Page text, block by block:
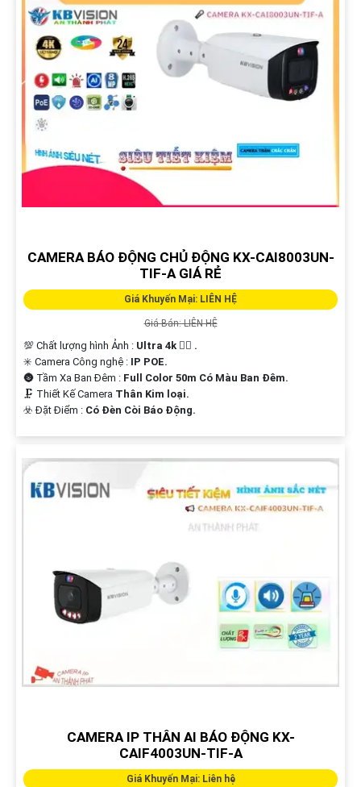
CAMERA BÁO ĐỘNG CHỦ ĐỘNG KX-CAI8003UN-
TIF-A GIÁ RẺ
Giá Khuyến Mại: LIÊN HỆ
Giá Bán: LIÊN HỆ
💯 Chất lượng hình Ảnh : Ultra 4k 👍🏾 .
✳️ Camera Công nghệ : IP POE.
🌚 Tầm Xa Ban Đêm : Full Color 50m Có Màu Ban Ðêm.
🗜️ Thiết Kế Camera Thân Kim loại.
️☣️ Đặt Điểm : Có Ðèn Còi Báo Động.
CAMERA IP THÂN AI BÁO ĐỘNG KX-
CAIF4003UN-TIF-A
Giá Khuyến Mại: Liên hệ